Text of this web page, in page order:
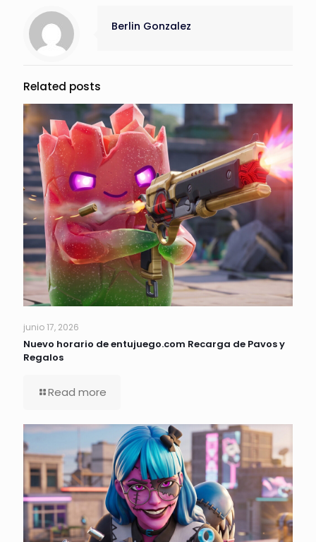
Berlin Gonzalez
Related posts
junio 17, 2026
Nuevo horario de entujuego.com Recarga de Pavos y
Regalos
Read more